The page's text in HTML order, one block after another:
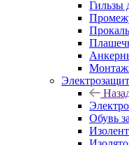
Гильзы
Обувь